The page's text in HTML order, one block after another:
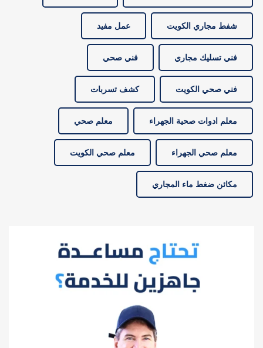
شفط مجاري الكويت عمل مفيد
فني تسليك مجاري فني صحي
فني صحي الكويت كشف تسربات
معلم ادوات صحية الجهراء معلم صحي
معلم صحي الجهراء معلم صحي الكويت
مكائن ضغط ماء المجاري